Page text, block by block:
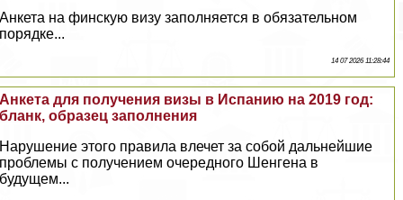
Анкета на финскую визу заполняется в обязательном
порядке...
14 07 2026 11:28:44
Анкета для получения визы в Испанию на 2019 год:
бланк, образец заполнения
Нарушение этого правила влечет за собой дальнейшие
проблемы с получением очередного Шенгена в
будущем...